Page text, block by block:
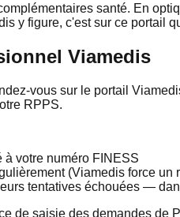
santé. En
y figure, c'est sur ce portail
Viamedis
vous sur le portail
RPPS.
à votre numéro FINESS
(Viamedis force
tentatives échouées —
de saisie des demandes de